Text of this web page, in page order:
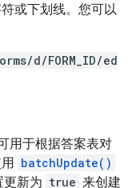
或下划线。您可以
d/FORM_ID/ed
用于根据答案表对
batchUpdate()
更新为 true 来创建